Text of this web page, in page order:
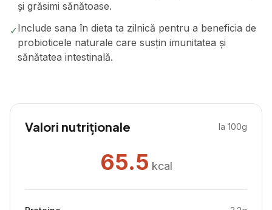
și grăsimi sănătoase.
✓Include sana în dieta ta zilnică pentru a beneficia de
probioticele naturale care susțin imunitatea și
sănătatea intestinală.
Valori nutriționale la 100g
65.5 kcal